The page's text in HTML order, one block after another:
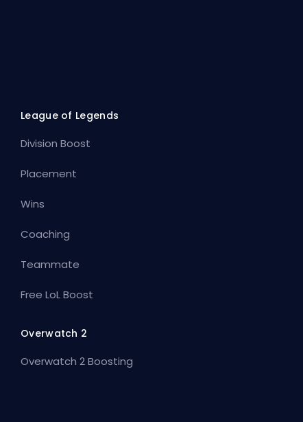
League of Legends
Division Boost
Placement
Wins
Coaching
Teammate
Free LoL Boost
Overwatch 2
Overwatch 2 Boosting